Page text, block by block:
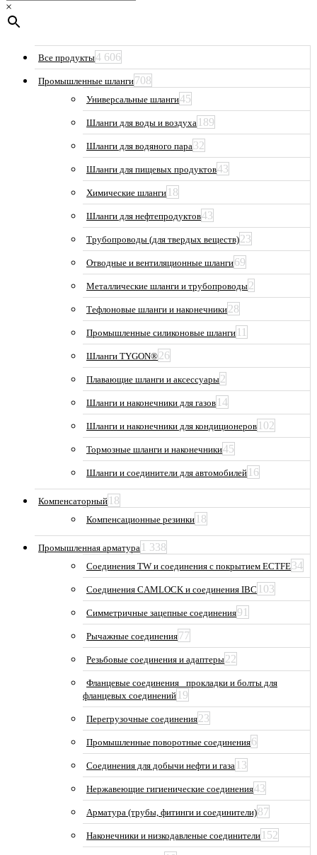
×
Все продукты4 606
Промышленные шланги708
Универсальные шланги45
Шланги для воды и воздуха 189
Шланги для водяного пара32
Шланги для пищевых продуктов43
Химические шланги 18
Шланги для нефтепродуктов43
Трубопроводы (для твердых веществ)23
Отводные и вентиляционные шланги69
Металлические шланги и трубопроводы2
Тефлоновые шланги и наконечники28
Промышленные силиконовые шланги 11
Шланги TYGON®26
Плавающие шланги и аксессуары2
Шланги и наконечники для газов 14
Шланги и наконечники для кондиционеров 102
Тормозные шланги и наконечники45
Шланги и соединители для автомобилей 16
Компенсаторный 18
Компенсационные резинки 18
Промышленная арматура 1 338
Соединения TW и соединения с покрытием ECTFE34
Соединения CAMLOCK и соединения IBC 103
Симметричные зацепные соединения91
Рычажные соединения77
Резьбовые соединения и адаптеры22
Фланцевые соединения_ прокладки и болты для
фланцевых соединений 19
Перегрузочные соединения23
Промышленные поворотные соединения6
Соединения для добычи нефти и газа 13
Нержавеющие гигиенические соединения43
Арматура (трубы, фитинги и соединители)87
Наконечники и низкодавленые соединители 152